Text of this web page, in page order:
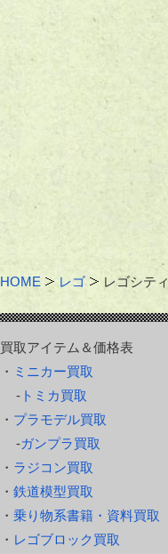
HOME レゴ レゴシティ
買取アイテム＆価格表
ミニカー買取
トミカ買取
プラモデル買取
ガンプラ買取
ラジコン買取
鉄道模型買取
乗り物系書籍・資料買取
レゴブロック買取